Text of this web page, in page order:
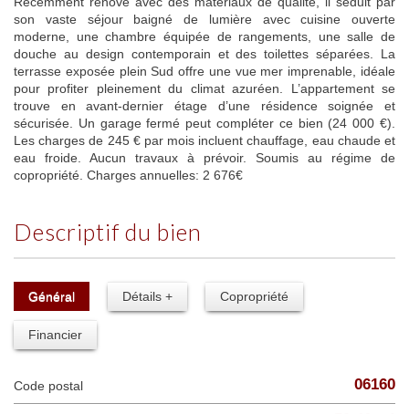
son vaste séjour baigné de lumière avec cuisine ouverte
moderne, une chambre équipée de rangements, une salle de
douche au design contemporain et des toilettes séparées. La
terrasse exposée plein Sud offre une vue mer imprenable, idéale
pour profiter pleinement du climat azuréen. L’appartement se
trouve en avant-dernier étage d’une résidence soignée et
sécurisée. Un garage fermé peut compléter ce bien (24 000 €).
Les charges de 245 € par mois incluent chauffage, eau chaude et
eau froide. Aucun travaux à prévoir. Soumis au régime de
copropriété. Charges annuelles: 2 676€
descriptif du bien
Général Détails + Copropriété
Financier
Code postal 06160